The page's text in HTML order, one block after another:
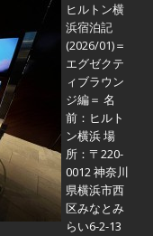
ヒルトン横
浜宿泊記
(2026/01)＝
エグゼクテ
ィブラウン
ジ編＝ 名
前：ヒルト
ン横浜 場
所：〒220-
0012 神奈川
県横浜市西
区みなとみ
らい6-2-13